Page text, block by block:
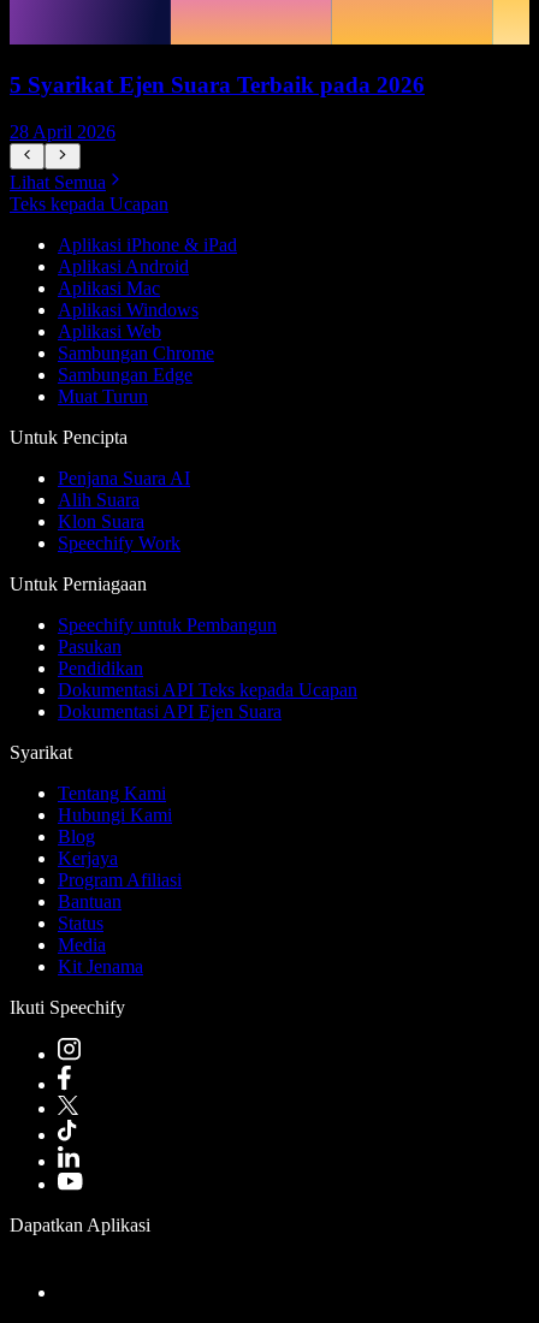
5 Syarikat Ejen Suara Terbaik pada 2026
28 April 2026
Lihat Semua
Teks kepada Ucapan
Aplikasi iPhone & iPad
Aplikasi Android
Aplikasi Mac
Aplikasi Windows
Aplikasi Web
Sambungan Chrome
Sambungan Edge
Muat Turun
Untuk Pencipta
Penjana Suara AI
Alih Suara
Klon Suara
Speechify Work
Untuk Perniagaan
Speechify untuk Pembangun
Pasukan
Pendidikan
Dokumentasi API Teks kepada Ucapan
Dokumentasi API Ejen Suara
Syarikat
Tentang Kami
Hubungi Kami
Blog
Kerjaya
Program Afiliasi
Bantuan
Status
Media
Kit Jenama
Ikuti Speechify
Dapatkan Aplikasi